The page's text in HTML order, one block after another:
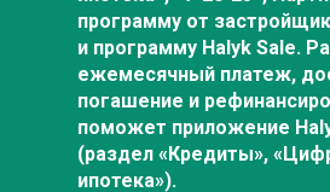
программу от
и программу Halyk Sale.
ежемесячный платеж,
погашение и
поможет приложение
(раздел «Кредиты»,
ипотека»).